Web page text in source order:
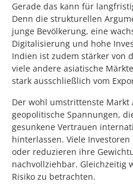
Gerade das kann für
Denn die strukturellen
junge Bevölkerung, eine
Digitalisierung und hohe
Indien ist zudem stärker von
viele andere asiatische
stark ausschließlich vom
Der wohl umstrittenste Markt
geopolitische Spannungen,
gesunkene Vertrauen
hinterlassen. Viele
oder reduzieren ihre
nachvollziehbar. Gleichzeitig
Risiko zu betrachten.